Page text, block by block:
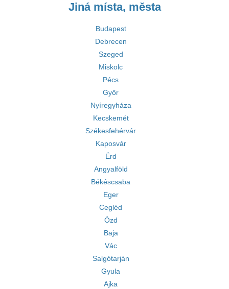
Jiná místa, města
Budapest
Debrecen
Szeged
Miskolc
Pécs
Győr
Nyíregyháza
Kecskemét
Székesfehérvár
Kaposvár
Érd
Angyalföld
Békéscsaba
Eger
Cegléd
Ózd
Baja
Vác
Salgótarján
Gyula
Ajka